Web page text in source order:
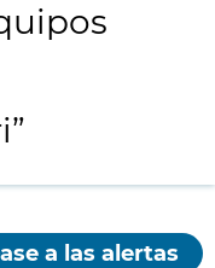
a las alertas